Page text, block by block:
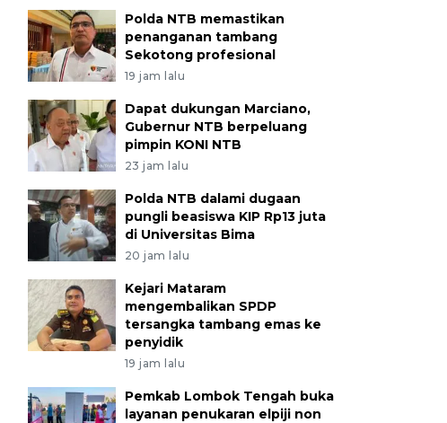
Polda NTB memastikan
penanganan tambang
Sekotong profesional
19 jam lalu
Dapat dukungan Marciano,
Gubernur NTB berpeluang
pimpin KONI NTB
23 jam lalu
Polda NTB dalami dugaan
pungli beasiswa KIP Rp13 juta
di Universitas Bima
20 jam lalu
Kejari Mataram
mengembalikan SPDP
tersangka tambang emas ke
penyidik
19 jam lalu
Pemkab Lombok Tengah buka
layanan penukaran elpiji non